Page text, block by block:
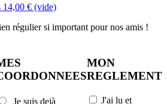
14,00 € (vide)
régulier si important pour nos amis !
Je suis dejà
MON
REGLEMENT
J'ai lu et